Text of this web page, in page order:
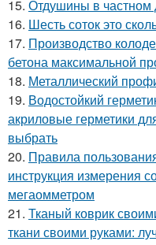
15. Отдушины в частном
16. Шесть соток это
17. Производство
бетона максимальной
18. Металлический
19. Водостойкий
акриловые герметики
выбрать
20. Правила
инструкция измерения
мегаомметром
21. Тканый коврик
ткани своими руками: